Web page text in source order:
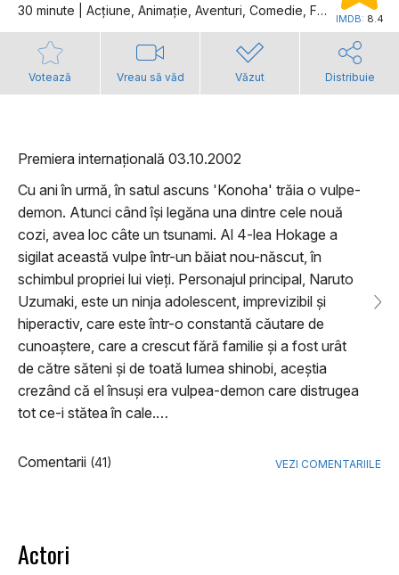
30 minute | Acţiune, Animaţie, Aventuri, Comedie, Fantastic
IMDB: 8.4
Votează Vreau să văd Văzut Distribuie
Premiera internațională 03.10.2002
Cu ani în urmă, în satul ascuns 'Konoha' trăia o vulpe-
demon. Atunci când își legăna una dintre cele nouă
cozi, avea loc câte un tsunami. Al 4-lea Hokage a
sigilat această vulpe într-un băiat nou-născut, în
schimbul propriei lui vieți. Personajul principal, Naruto
Uzumaki, este un ninja adolescent, imprevizibil și
hiperactiv, care este într-o constantă căutare de
cunoaștere, care a crescut fără familie și a fost urât
de către săteni și de toată lumea shinobi, aceștia
crezând că el însuși era vulpea-demon care distrugea
tot ce-i stătea în cale. …
Comentarii (41) VEZI COMENTARIILE
Actori